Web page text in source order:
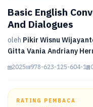
Basic English
And Dialogues
oleh Pikir Wisnu
Gitta Vania Andriany
2025 978-623-125-604-1
RATING PEMBACA